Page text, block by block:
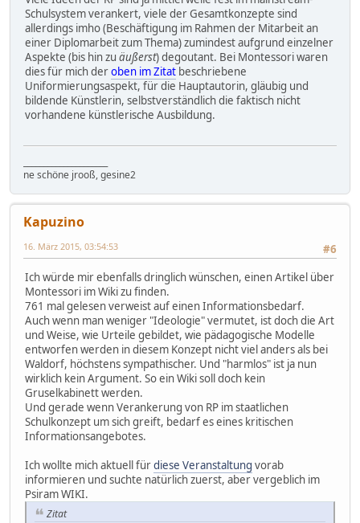
Schulsystem verankert, viele der Gesamtkonzepte sind
allerdings imho (Beschäftigung im Rahmen der Mitarbeit an
einer Diplomarbeit zum Thema) zumindest aufgrund einzelner
Aspekte (bis hin zu äußerst) degoutant. Bei Montessori waren
dies für mich deroben im Zitat beschriebene
Uniformierungsaspekt, für die Hauptautorin, gläubig und
bildende Künstlerin, selbstverständlich die faktisch nicht
vorhandene künstlerische Ausbildung.
ne schöne jrooß, gesine2
Kapuzino
#6
16. März 2015, 03:54:53
Ich würde mir ebenfalls dringlich wünschen, einen Artikel über
Montessori im Wiki zu finden.
761 mal gelesen verweist auf einen Informationsbedarf.
Auch wenn man weniger "Ideologie" vermutet, ist doch die Art
und Weise, wie Urteile gebildet, wie pädagogische Modelle
entworfen werden in diesem Konzept nicht viel anders als bei
Waldorf, höchstens sympathischer. Und "harmlos" ist ja nun
wirklich kein Argument. So ein Wiki soll doch kein
Gruselkabinett werden.
Und gerade wenn Verankerung von RP im staatlichen
Schulkonzept um sich greift, bedarf es eines kritischen
Informationsangebotes.
Ich wollte mich aktuell fürdiese Veranstaltung vorab
informieren und suchte natürlich zuerst, aber vergeblich im
Psiram WIKI.
Zitat